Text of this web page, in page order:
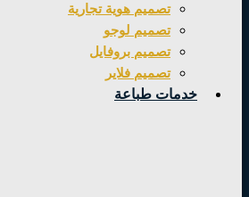
تصميم هوية تجارية
تصميم لوجو
تصميم بروفايل
تصميم فلاير
خدمات طباعة